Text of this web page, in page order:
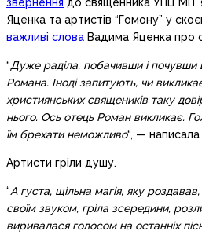
звернення до священника УПЦ МП,
Яценка та артистів “Гомону” у
важливі слова Вадима Яценка про
“Дуже раділа, побачивши і почувши
Романа. Іноді запитують, чи
християнських священиків таку
нього. Ось отець Роман викликає.
їм брехати неможливо“, —
Артисти гріли душу.
“А густа, щільна магія, яку
своїм звуком, гріла зсередини,
виривалася голосом на останніх